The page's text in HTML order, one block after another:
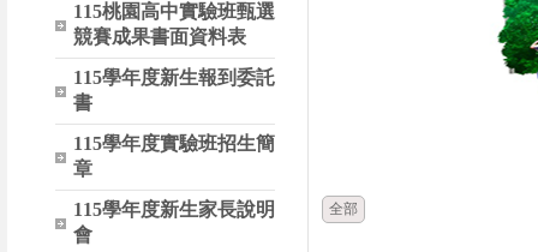
115桃園高中實驗班甄選
競賽成果書面資料表
115學年度新生報到委託
書
115學年度實驗班招生簡
章
115學年度新生家長說明
會
全部